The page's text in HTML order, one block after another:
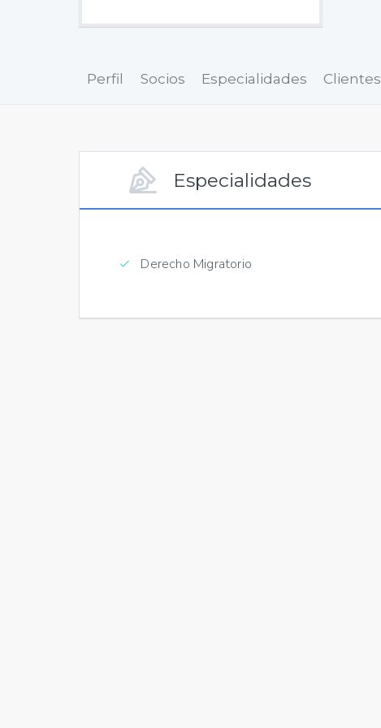
Perfil Socios Especialidades Clientes
Especialidades
Derecho Migratorio